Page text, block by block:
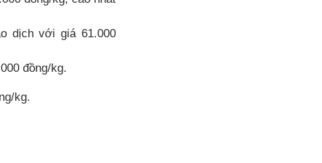
dịch với giá 61.000
đồng/kg.
kg.